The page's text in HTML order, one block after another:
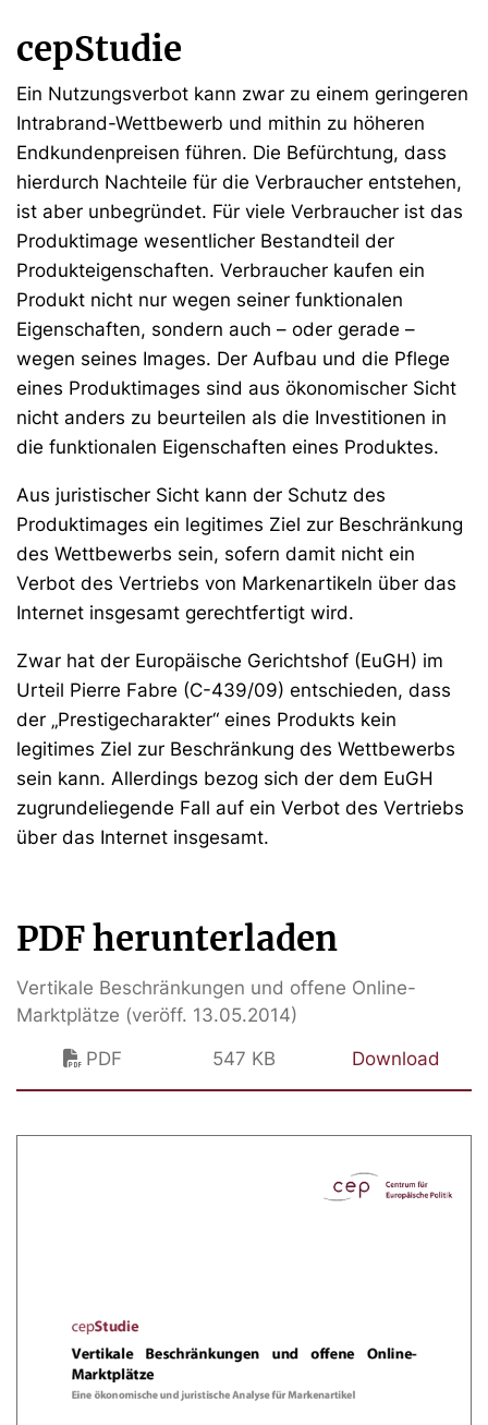
cepStudie
Ein Nutzungsverbot kann zwar zu einem geringeren
Intrabrand-Wettbewerb und mithin zu höheren
Endkundenpreisen führen. Die Befürchtung, dass
hierdurch Nachteile für die Verbraucher entstehen,
ist aber unbegründet. Für viele Verbraucher ist das
Produktimage wesentlicher Bestandteil der
Produkteigenschaften. Verbraucher kaufen ein
Produkt nicht nur wegen seiner funktionalen
Eigenschaften, sondern auch – oder gerade –
wegen seines Images. Der Aufbau und die Pflege
eines Produktimages sind aus ökonomischer Sicht
nicht anders zu beurteilen als die Investitionen in
die funktionalen Eigenschaften eines Produktes.
Aus juristischer Sicht kann der Schutz des
Produktimages ein legitimes Ziel zur Beschränkung
des Wettbewerbs sein, sofern damit nicht ein
Verbot des Vertriebs von Markenartikeln über das
Internet insgesamt gerechtfertigt wird.
Zwar hat der Europäische Gerichtshof (EuGH) im
Urteil Pierre Fabre (C-439/09) entschieden, dass
der „Prestigecharakter“ eines Produkts kein
legitimes Ziel zur Beschränkung des Wettbewerbs
sein kann. Allerdings bezog sich der dem EuGH
zugrundeliegende Fall auf ein Verbot des Vertriebs
über das Internet insgesamt.
PDF herunterladen
Vertikale Beschränkungen und offene Online-
Marktplätze (veröff. 13.05.2014)
PDF
547 KB Download